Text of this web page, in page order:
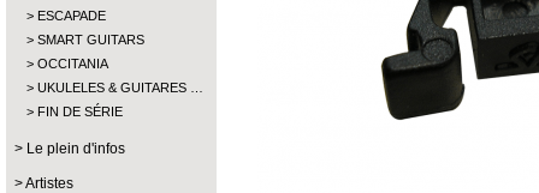
ESCAPADE
SMART GUITARS
OCCITANIA
UKULELES & GUITARES …
FIN DE SÉRIE
Le plein d'infos
Artistes